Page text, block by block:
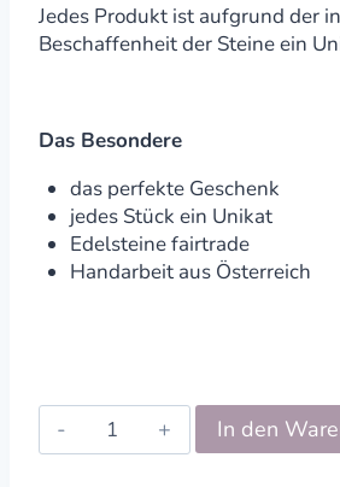
Jedes Produkt ist aufgrund der
Beschaffenheit der Steine ein
Das Besondere
das perfekte Geschenk
jedes Stück ein Unikat
Edelsteine fairtrade
Handarbeit aus Österreich
Edelstein
Blatt
In den